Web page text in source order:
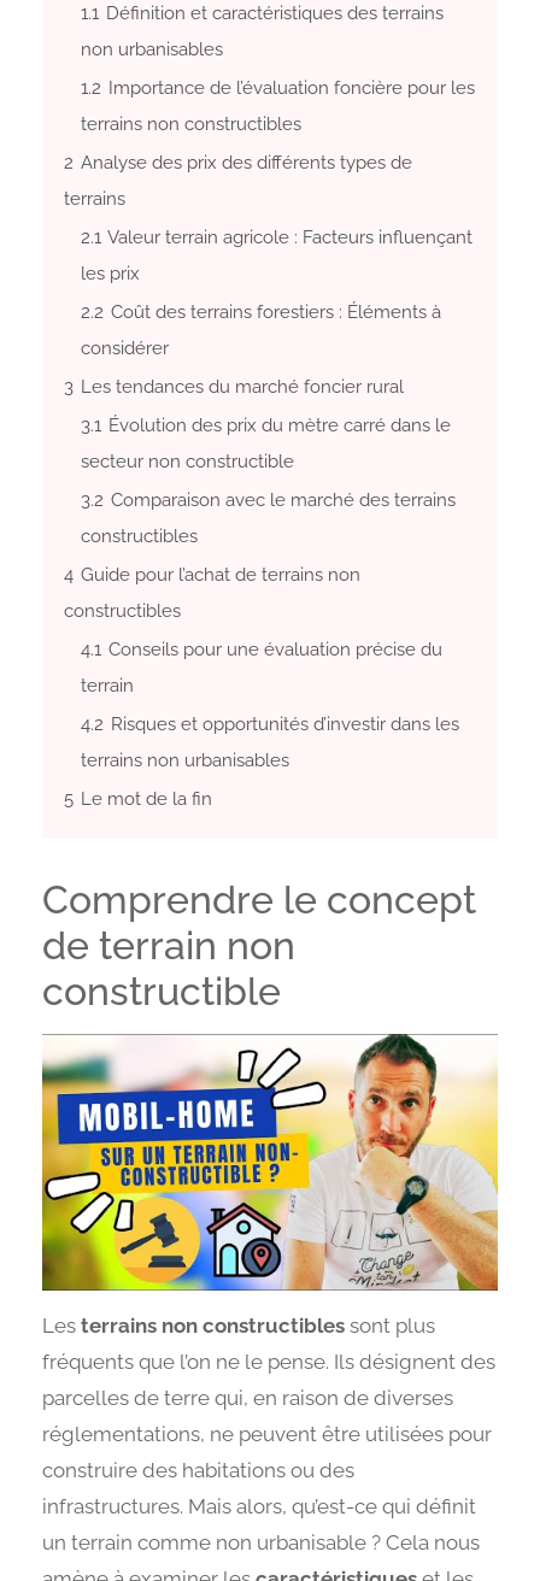
1.1 Définition et caractéristiques des terrains
non urbanisables
1.2 Importance de l’évaluation foncière pour les
terrains non constructibles
2 Analyse des prix des différents types de
terrains
2.1 Valeur terrain agricole : Facteurs influençant
les prix
2.2 Coût des terrains forestiers : Éléments à
considérer
3 Les tendances du marché foncier rural
3.1 Évolution des prix du mètre carré dans le
secteur non constructible
3.2 Comparaison avec le marché des terrains
constructibles
4 Guide pour l’achat de terrains non
constructibles
4.1 Conseils pour une évaluation précise du
terrain
4.2 Risques et opportunités d’investir dans les
terrains non urbanisables
5 Le mot de la fin
Comprendre le concept
de terrain non
constructible
Les terrains non constructibles sont plus
fréquents que l’on ne le pense. Ils désignent des
parcelles de terre qui, en raison de diverses
réglementations, ne peuvent être utilisées pour
construire des habitations ou des
infrastructures. Mais alors, qu’est-ce qui définit
un terrain comme non urbanisable ? Cela nous